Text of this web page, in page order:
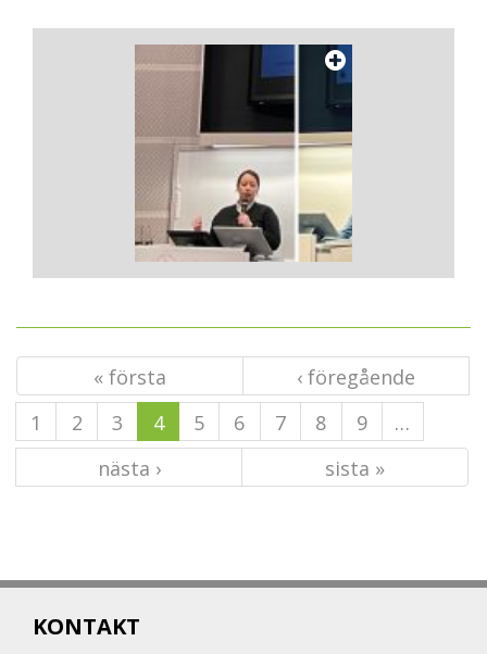
« första
‹ föregående
1
2 3 4 5 6 7 8 9
…
nästa ›
sista »
KONTAKT